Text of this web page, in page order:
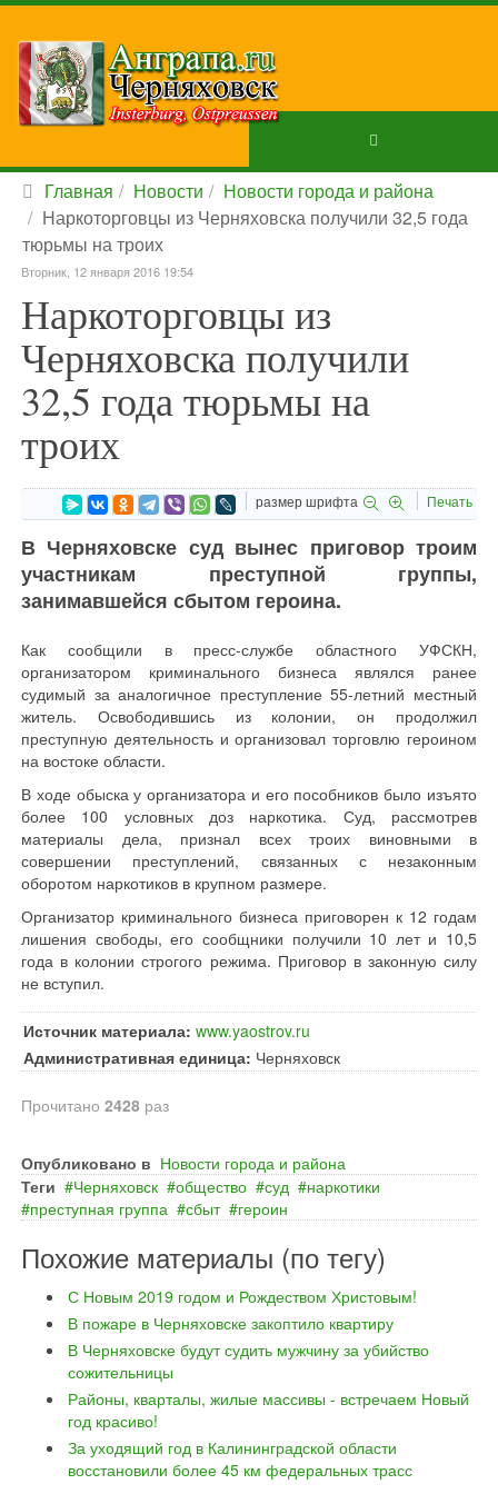
Главная Новости
Новости города и района
Наркоторговцы из Черняховска получили 32,5 года
тюрьмы на троих
Вторник, 12 января 2016 19:54
Наркоторговцы из
Черняховска получили
32,5 года тюрьмы на
троих
размер шрифта Печать
В Черняховске суд вынес приговор троим
участникам преступной группы,
занимавшейся сбытом героина.
Как сообщили в пресс-службе областного УФСКН,
организатором криминального бизнеса являлся ранее
судимый за аналогичное преступление 55-летний местный
житель. Освободившись из колонии, он продолжил
преступную деятельность и организовал торговлю героином
на востоке области.
В ходе обыска у организатора и его пособников было изъято
более 100 условных доз наркотика. Суд, рассмотрев
материалы дела, признал всех троих виновными в
совершении преступлений, связанных с незаконным
оборотом наркотиков в крупном размере.
Организатор криминального бизнеса приговорен к 12 годам
лишения свободы, его сообщники получили 10 лет и 10,5
года в колонии строгого режима. Приговор в законную силу
не вступил.
Источник материала: www.yaostrov.ru
Административная единица: Черняховск
Прочитано 2428 раз
Опубликовано в Новости города и района
Теги
Черняховск общество суд
наркотики
преступная группа
сбыт героин
Похожие материалы (по тегу)
С Новым 2019 годом и Рождеством Христовым!
В пожаре в Черняховске закоптило квартиру
В Черняховске будут судить мужчину за убийство
сожительницы
Районы, кварталы, жилые массивы - встречаем Новый
год красиво!
За уходящий год в Калининградской области
восстановили более 45 км федеральных трасс